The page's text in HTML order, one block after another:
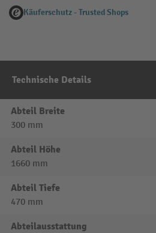
Käuferschutz - Trusted Shops
Technische Details
Abteil Breite
300 mm
Abteil Höhe
1660 mm
Abteil Tiefe
470 mm
Abteilausstattung